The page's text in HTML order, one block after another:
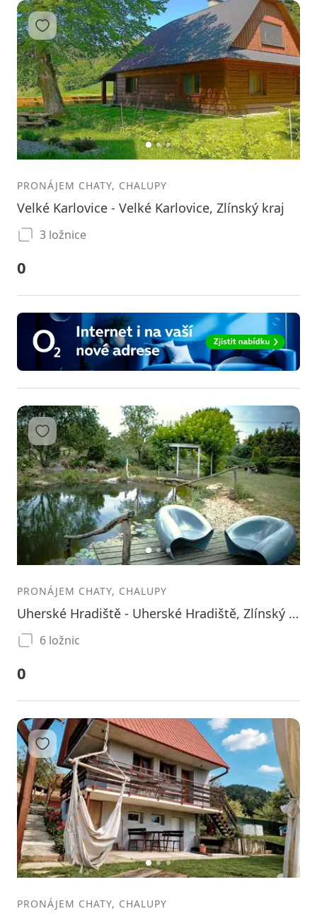
12 3
Přidat do oblíbených
PRONÁJEM CHATY, CHALUPY
Velké Karlovice - Velké Karlovice, Zlínský kraj
3 ložnice
0
12 3
Přidat do oblíbených
PRONÁJEM CHATY, CHALUPY
Uherské Hradiště - Uherské Hradiště, Zlínský kraj
6 ložnic
0
12 3
Přidat do oblíbených
PRONÁJEM CHATY, CHALUPY